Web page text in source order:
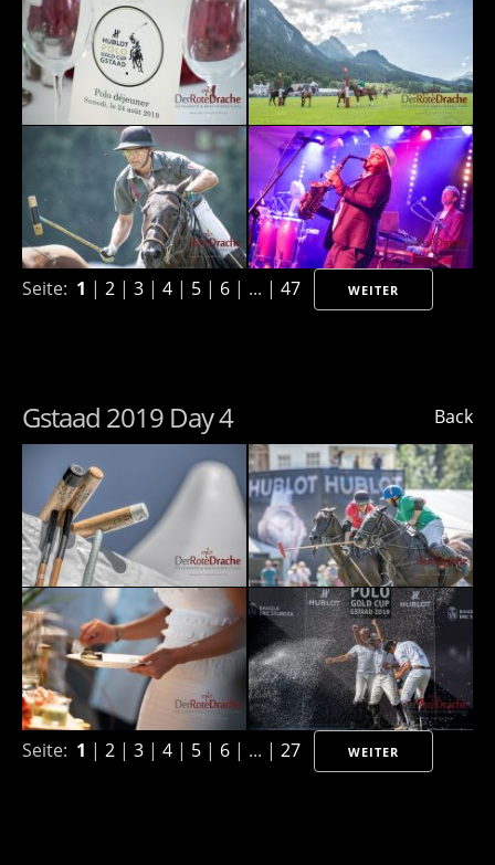
Seite: 1 | 2 | 3 | 4 | 5 | 6 | ... | 47 WEITER
Back
Gstaad 2019 Day 4
Seite: 1 | 2 | 3 | 4 | 5 | 6 | ... | 27 WEITER